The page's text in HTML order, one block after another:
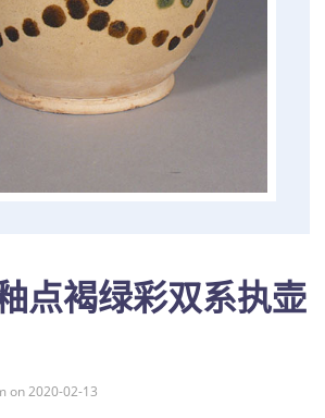
点褐绿彩双系执壶
on 2020-02-13